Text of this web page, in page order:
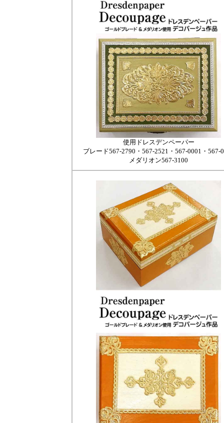
使用ドレスデンペーパー
ブレード567-2790・567-2521・567-0001・567-
メダリオン567-3100